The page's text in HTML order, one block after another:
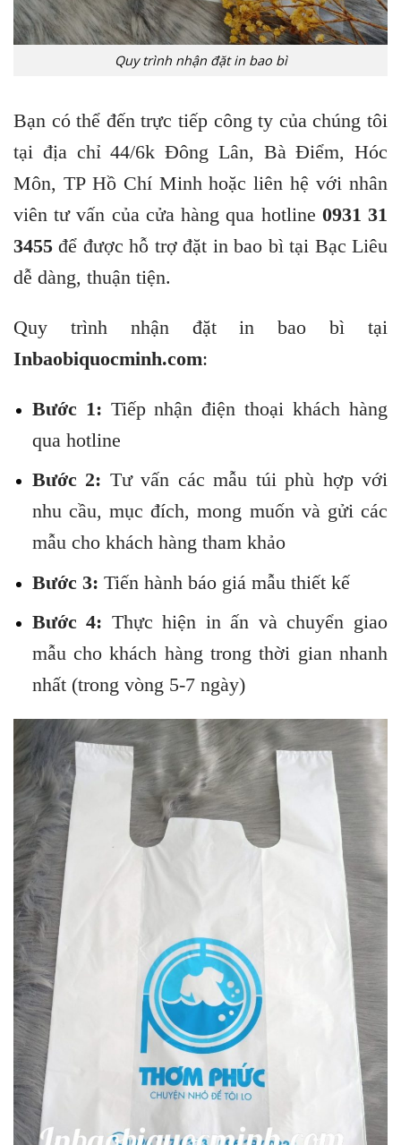
Quy trình nhận đặt in bao bì
Bạn có thể đến trực tiếp công ty của chúng tôi
tại địa chỉ 44/6k Đông Lân, Bà Điểm, Hóc
Môn, TP Hồ Chí Minh hoặc liên hệ với nhân
viên tư vấn của cửa hàng qua hotline 0931 31
3455 để được hỗ trợ đặt in bao bì tại Bạc Liêu
dễ dàng, thuận tiện.
Quy trình nhận đặt in bao bì tại
Inbaobiquocminh.com:
Bước 1: Tiếp nhận điện thoại khách hàng
qua hotline
Bước 2: Tư vấn các mẫu túi phù hợp với
nhu cầu, mục đích, mong muốn và gửi các
mẫu cho khách hàng tham khảo
Bước 3: Tiến hành báo giá mẫu thiết kế
Bước 4: Thực hiện in ấn và chuyển giao
mẫu cho khách hàng trong thời gian nhanh
nhất (trong vòng 5-7 ngày)